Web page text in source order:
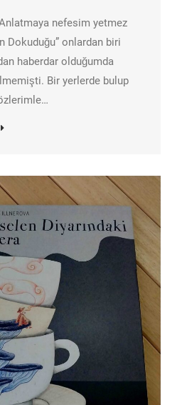
nefesim yetmez
Dokuduğu” onlardan biri
haberdar olduğumda
Bir yerlerde bulup